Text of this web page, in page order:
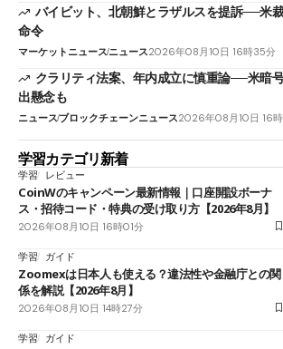
バイビット、北朝鮮とラザルスを提訴──米
命令
マーケットニュースニュース2026年08月10日 16時35分
クラリティ法案、年内成立に慎重論──米暗
出懸念も
ニュースブロックチェーンニュース2026年08月10日 16
学習カテゴリ新着
学習 レビュー
CoinWのキャンペーン最新情報｜口座開設ボーナ
ス・招待コード・特典の受け取り方【2026年8月】
2026年08月10日 16時01分
学習 ガイド
Zoomexは日本人も使える？違法性や金融庁との関
係を解説【2026年8月】
2026年08月10日 14時27分
学習 ガイド